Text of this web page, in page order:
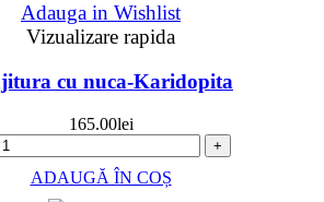
Adauga in Wishlist
Vizualizare rapida
cu nuca-Karidopita
165.00lei
+
ADAUGĂ ÎN COȘ